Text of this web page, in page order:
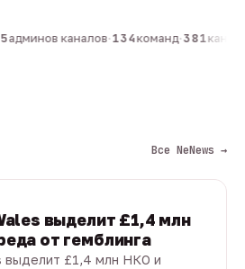
админов каналов·134команд·381
Все NeNews →
выделит £1,4 млн
от гемблинга
выделит £1,4 млн НКО и